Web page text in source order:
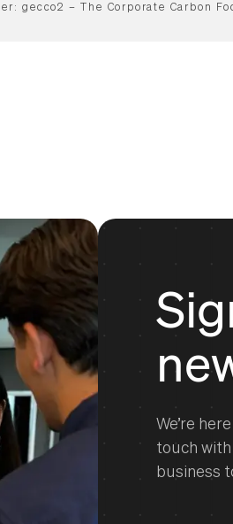
gecco2 – The Corporate Carbon
We’re
touch
business